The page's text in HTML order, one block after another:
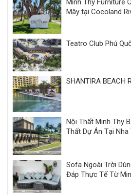
Minh Thy Furniture
Mây tại Cocoland
Teatro Club Phú
SHANTIRA BEACH
Nội Thất Minh Thy
Thất Dự Án Tại Nha
Sofa Ngoài Trời
Đáp Thực Tế Từ